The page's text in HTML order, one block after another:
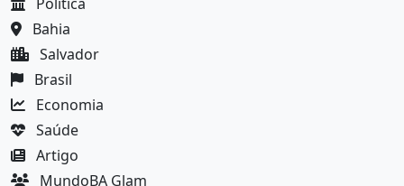
Bahia
Salvador
Brasil
Economia
Saúde
Artigo
MundoBA Glam